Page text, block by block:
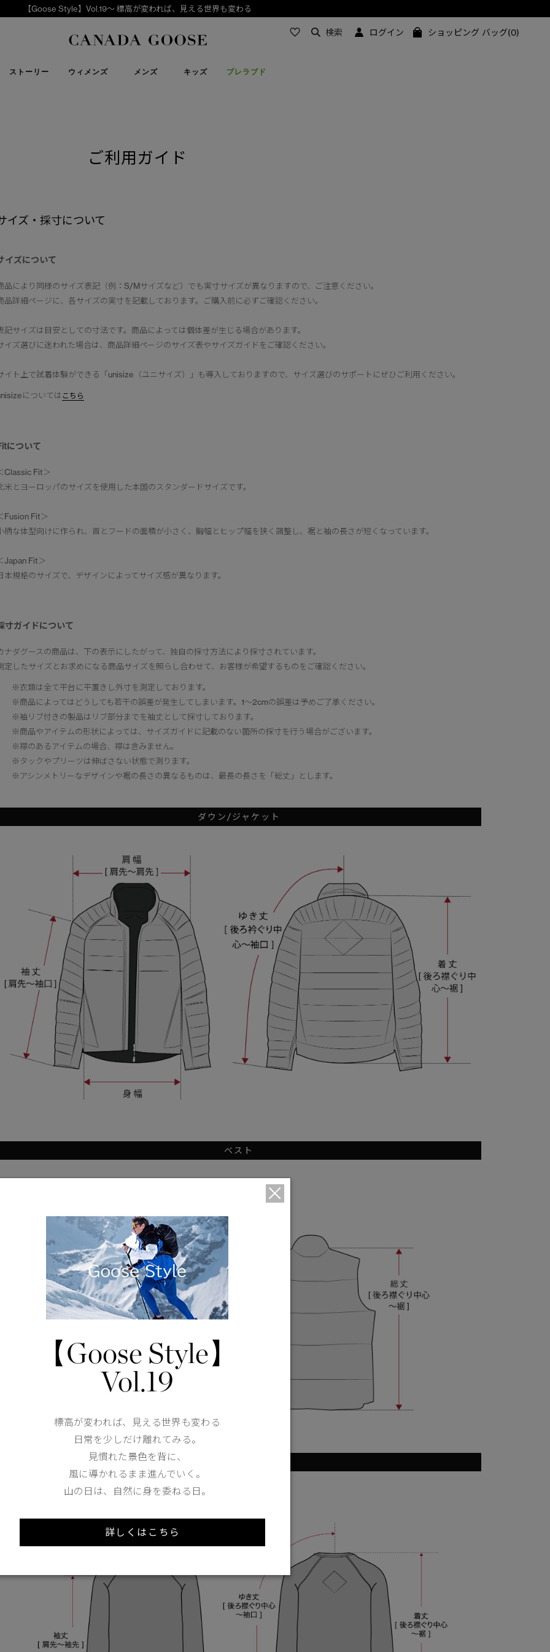
CANADA GOOSE Generations 公式認定リセールプログラム はこちら
Canada Goose
ストーリー ウィメンズ メンズ キッズ プレラブド
下取り申請 検索 ログイン ショッピング バッグ(0)
ご利用ガイド
イズ・採寸について
イズについて
品により同様のサイズ表記（例：S/Mサイズなど）でも実寸サイズが異なりますので、ご注意ください。
品詳細ページに、各サイズの実寸を記載しております。ご購入前に必ずご確認ください。
記サイズは目安としての寸法です。商品によっては個体差が生じる場合があります。
イズ選びに迷われた場合は、商品詳細ページのサイズ表やサイズガイドをご確認ください。
イト上で試着体験ができる「unisize（ユニサイズ）」も導入しておりますので、サイズ選びのサポートにぜひご利用ください。
については こちら
について
Classic Fit＞
米とヨーロッパのサイズを使用した本国のスタンダードサイズです。
Fusion Fit＞
柄な体型向けに作られ、首とフードの面積が小さく、胸幅とヒップ幅を狭く調整し、裾と袖の長さが短くなっています。
Japan Fit＞
本規格のサイズで、デザインによってサイズ感が異なります。
寸ガイドについて
ナダグースの商品は、下の表示にしたがって、独自の採寸方法により採寸されています。
定したサイズとお求めになる商品サイズを照らし合わせて、お客様が希望するものをご確認ください。
※衣類は全て平台に平置きし外寸を測定しております。
※商品によってはどうしても若干の誤差が発生してしまいます。1～2cmの誤差は予めご了承ください。
※袖リブ付きの製品はリブ部分までを袖丈として採寸しております。
※商品やアイテムの形状によっては、サイズガイドに記載のない箇所の採寸を行う場合がございます。
※襟のあるアイテムの場合、襟は含みません。
※タックやプリーツは伸ばさない状態で測ります。
※アシンメトリーなデザインや裾の長さの異なるものは、最長の長さを「総丈」とします。
ダウン/ジャケット
ベスト
【Goose Style】
Vol.19
標高が変われば、見える世界も変わる
日常を少しだけ離れてみる。
見慣れた景色を背に、
風に導かれるまま進んでいく。
山の日は、自然に身を委ねる日。
詳しくはこちら